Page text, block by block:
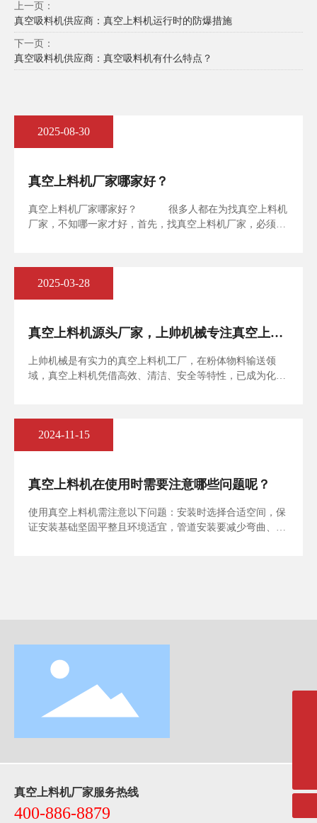
上一页：
真空吸料机供应商：真空上料机运行时的防爆措施
下一页：
真空吸料机供应商：真空吸料机有什么特点？
2025-08-30
真空上料机厂家哪家好？
真空上料机厂家哪家好？ 很多人都在为找真空上料机
厂家，不知哪一家才好，首先，找真空上料机厂家，必须找
浙江上帅机械制造有限公司是一家真正的真空上料机、无尘
料站、吨包投料站、粉体计量称重系统等输送设备源头生产
厂家，国内95%都是从浙江上帅机械制造有限公司拿货进货
2025-03-28
真空上料机源头厂家，上帅机械专注真空上料
机技术，打造智能化粉体输送解决方案
上帅机械是有实力的真空上料机工厂，在粉体物料输送领
域，真空上料机凭借高效、清洁、安全等特性，已成为化
经验，持续为客户提供高性价比、高稳定性的粉体输送解决
方案，助力企业实现智能化、自动化生产升级。
2024-11-15
真空上料机在使用时需要注意哪些问题呢？
使用真空上料机需注意以下问题：安装时选择合适空间，保
证安装基础坚固平整且环境适宜，管道安装要减少弯曲、保
真空上料机厂家服务热线
400-886-8879
13386553229 / 400-886-8879